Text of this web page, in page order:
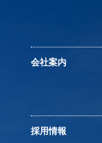
会社案内
採用情報